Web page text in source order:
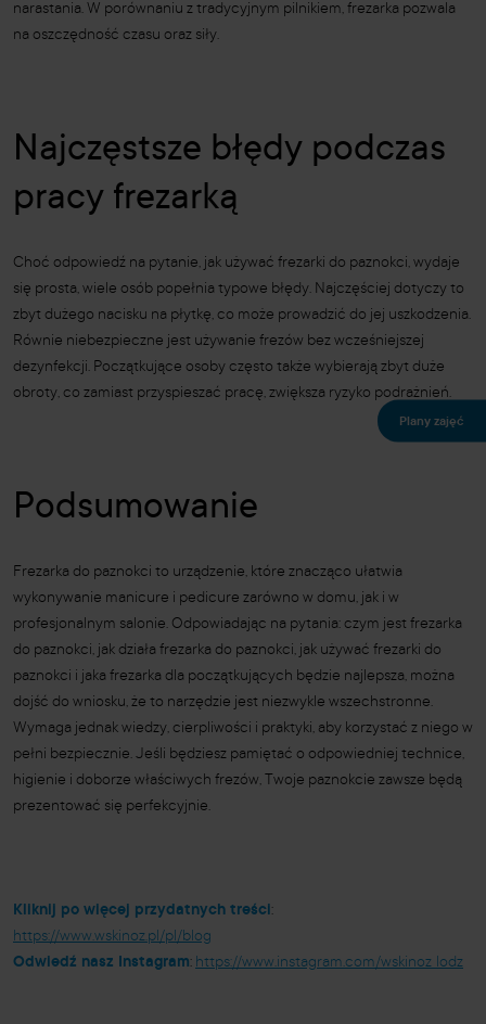
narastania. W porównaniu z tradycyjnym pilnikiem, frezarka pozwala
na oszczędność czasu oraz siły.
Najczęstsze błędy podczas
pracy frezarką
Choć odpowiedź na pytanie, jak używać frezarki do paznokci, wydaje
się prosta, wiele osób popełnia typowe błędy. Najczęściej dotyczy to
zbyt dużego nacisku na płytkę, co może prowadzić do jej uszkodzenia.
Równie niebezpieczne jest używanie frezów bez wcześniejszej
dezynfekcji. Początkujące osoby często także wybierają zbyt duże
obroty, co zamiast przyspieszać pracę, zwiększa ryzyko podrażnień.
Podsumowanie
Frezarka do paznokci to urządzenie, które znacząco ułatwia
wykonywanie manicure i pedicure zarówno w domu, jak i w
profesjonalnym salonie. Odpowiadając na pytania: czym jest frezarka
do paznokci, jak działa frezarka do paznokci, jak używać frezarki do
paznokci i jaka frezarka dla początkujących będzie najlepsza, można
dojść do wniosku, że to narzędzie jest niezwykle wszechstronne.
Wymaga jednak wiedzy, cierpliwości i praktyki, aby korzystać z niego w
pełni bezpiecznie. Jeśli będziesz pamiętać o odpowiedniej technice,
higienie i doborze właściwych frezów, Twoje paznokcie zawsze będą
prezentować się perfekcyjnie.
Kliknij po więcej przydatnych treści:
https://www.wskinoz.pl/pl/blog
Odwiedź nasz Instagram: https://www.instagram.com/wskinoz_lodz
Plany zajęć